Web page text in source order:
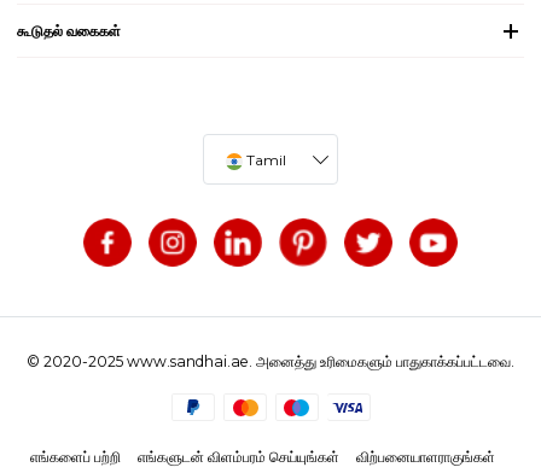
கூடுதல் வகைகள்
Tamil
© 2020-2025 www.sandhai.ae. அனைத்து உரிமைகளும் பாதுகாக்கப்பட்டவை.
எங்களைப் பற்றி எங்களுடன் விளம்பரம் செய்யுங்கள் விற்பனையாளராகுங்கள்